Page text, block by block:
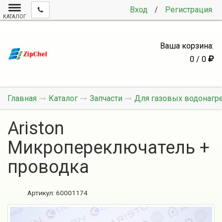
Вход / Регистрация
КАТАЛОГ
Ваша корзина:
0 / 0
Главная Каталог Запчасти Для газовых
Ariston
Микропереключатель +
проводка
Артикул: 60001174